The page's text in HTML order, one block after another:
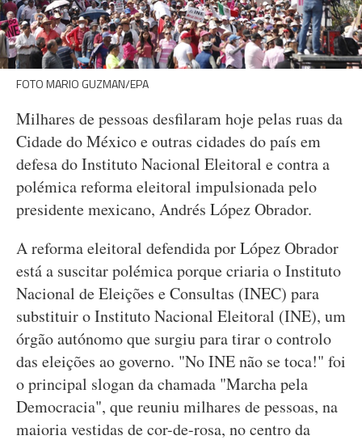
FOTO MARIO GUZMAN/EPA
Milhares de pessoas desfilaram hoje pelas ruas da
Cidade do México e outras cidades do país em
defesa do Instituto Nacional Eleitoral e contra a
polémica reforma eleitoral impulsionada pelo
presidente mexicano, Andrés López Obrador.
A reforma eleitoral defendida por López Obrador
está a suscitar polémica porque criaria o Instituto
Nacional de Eleições e Consultas (INEC) para
substituir o Instituto Nacional Eleitoral (INE), um
órgão autónomo que surgiu para tirar o controlo
das eleições ao governo. "No INE não se toca!" foi
o principal slogan da chamada "Marcha pela
Democracia", que reuniu milhares de pessoas, na
maioria vestidas de cor-de-rosa, no centro da